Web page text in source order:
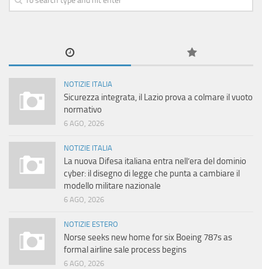
NOTIZIE ITALIA
Sicurezza integrata, il Lazio prova a colmare il vuoto
normativo
6 AGO, 2026
NOTIZIE ITALIA
La nuova Difesa italiana entra nell’era del dominio
cyber: il disegno di legge che punta a cambiare il
modello militare nazionale
6 AGO, 2026
NOTIZIE ESTERO
Norse seeks new home for six Boeing 787s as
formal airline sale process begins
6 AGO, 2026